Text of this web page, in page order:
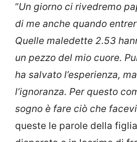
“Un giorno ci rivedremo
di me anche quando
Quelle maledette 2.53
un pezzo del mio cuore.
ha salvato l’esperienza,
l’ignoranza. Per questo
sogno è fare ciò che
queste le parole della